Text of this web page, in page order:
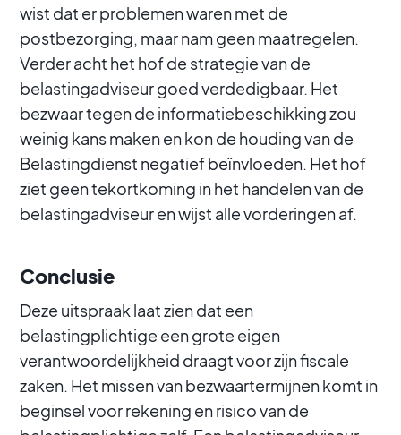
wist dat er problemen waren met de
postbezorging, maar nam geen maatregelen.
Verder acht het hof de strategie van de
belastingadviseur goed verdedigbaar. Het
bezwaar tegen de informatiebeschikking zou
weinig kans maken en kon de houding van de
Belastingdienst negatief beïnvloeden. Het hof
ziet geen tekortkoming in het handelen van de
belastingadviseur en wijst alle vorderingen af.
Conclusie
Deze uitspraak laat zien dat een
belastingplichtige een grote eigen
verantwoordelijkheid draagt voor zijn fiscale
zaken. Het missen van bezwaartermijnen komt in
beginsel voor rekening en risico van de